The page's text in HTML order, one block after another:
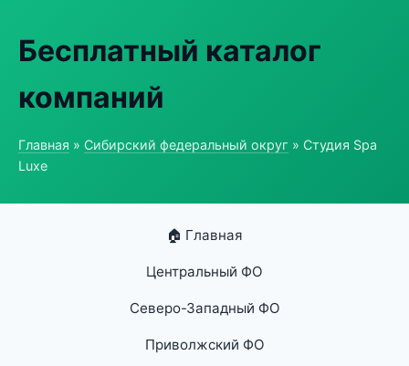
Бесплатный каталог
компаний
Главная » Сибирский федеральный округ » Студия Spa
Luxe
🏠 Главная
Центральный ФО
Северо-Западный ФО
Приволжский ФО